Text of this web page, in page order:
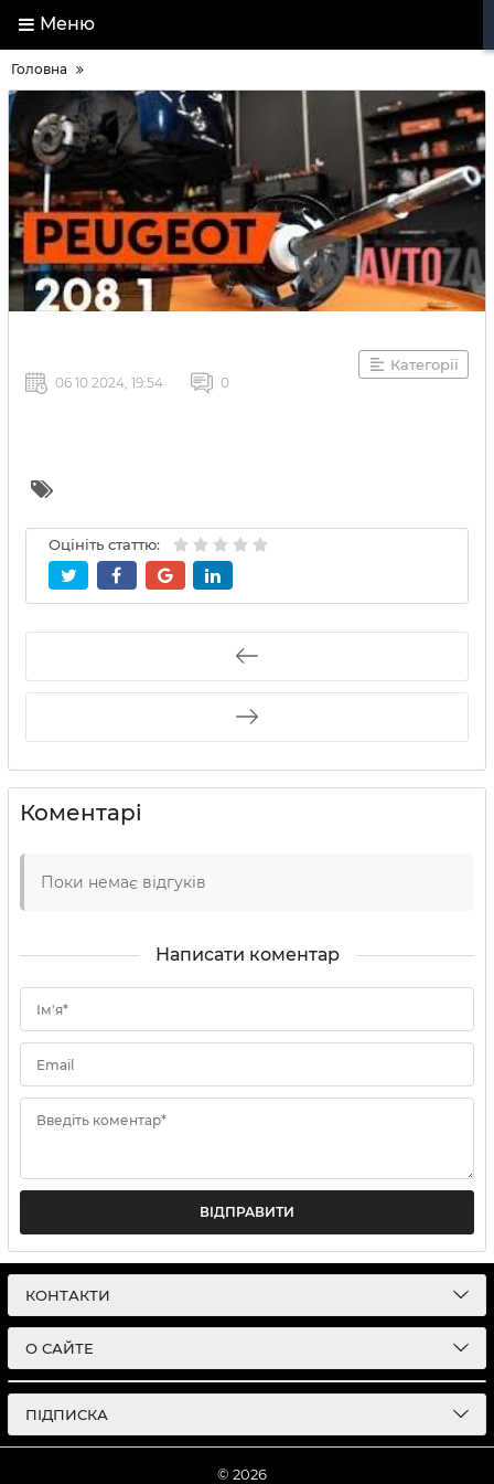
Меню
Головна
Категорії
06 10 2024, 19:54 0
Оцініть статтю:
Коментарі
Поки немає відгуків
Написати коментар
Ім'я*
Email
Введіть коментар*
ВІДПРАВИТИ
КОНТАКТИ
О САЙТЕ
ПІДПИСКА
© 2026